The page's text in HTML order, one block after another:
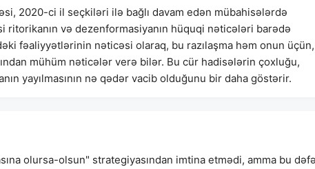
2020-ci il seçkiləri ilə bağlı davam edən mübahisələrdə
və dezenformasiyanın hüquqi nəticələri barədə
fəaliyyətlərinin nəticəsi olaraq, bu razılaşma həm onun üçün,
mühüm nəticələr verə bilər. Bu cür hadisələrin çoxluğu,
yayılmasının nə qədər vacib olduğunu bir daha göstərir.
olursa-olsun" strategiyasından imtina etmədi, amma bu